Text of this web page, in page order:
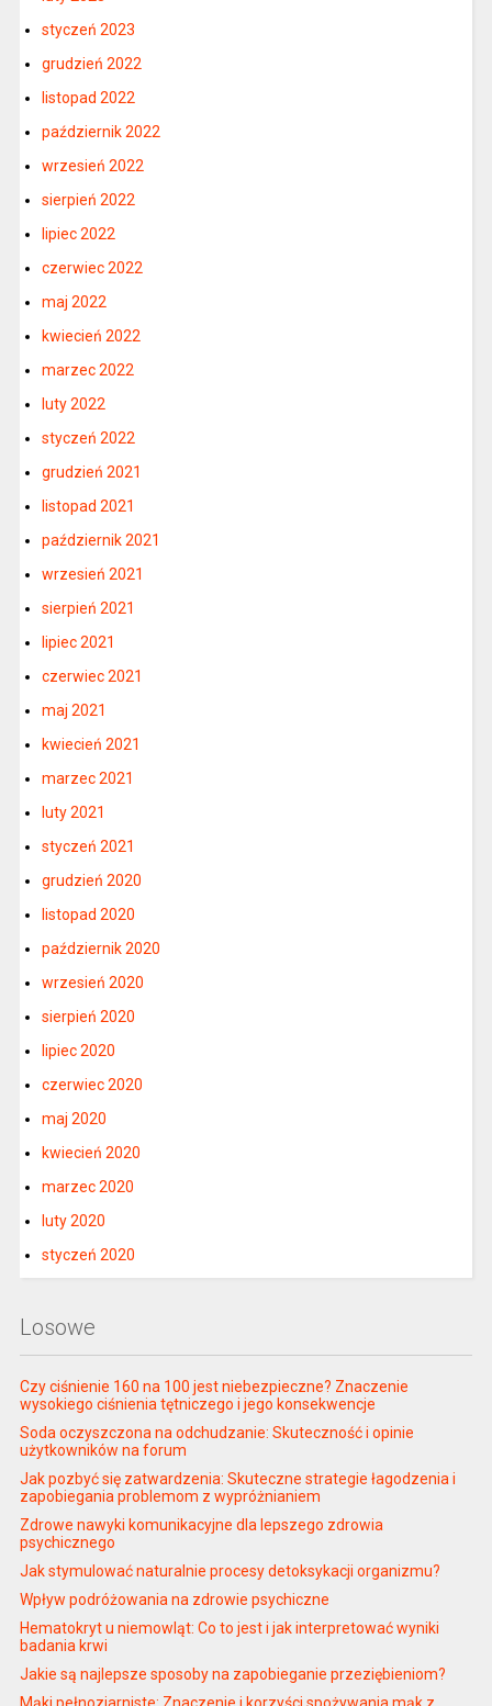
styczeń 2023
grudzień 2022
listopad 2022
październik 2022
wrzesień 2022
sierpień 2022
lipiec 2022
czerwiec 2022
maj 2022
kwiecień 2022
marzec 2022
luty 2022
styczeń 2022
grudzień 2021
listopad 2021
październik 2021
wrzesień 2021
sierpień 2021
lipiec 2021
czerwiec 2021
maj 2021
kwiecień 2021
marzec 2021
luty 2021
styczeń 2021
grudzień 2020
listopad 2020
październik 2020
wrzesień 2020
sierpień 2020
lipiec 2020
czerwiec 2020
maj 2020
kwiecień 2020
marzec 2020
luty 2020
styczeń 2020
Losowe
Czy ciśnienie 160 na 100 jest niebezpieczne? Znaczenie
wysokiego ciśnienia tętniczego i jego konsekwencje
Soda oczyszczona na odchudzanie: Skuteczność i opinie
użytkowników na forum
Jak pozbyć się zatwardzenia: Skuteczne strategie łagodzenia i
zapobiegania problemom z wypróżnianiem
Zdrowe nawyki komunikacyjne dla lepszego zdrowia
psychicznego
Jak stymulować naturalnie procesy detoksykacji organizmu?
Wpływ podróżowania na zdrowie psychiczne
Hematokryt u niemowląt: Co to jest i jak interpretować wyniki
badania krwi
Jakie są najlepsze sposoby na zapobieganie przeziębieniom?